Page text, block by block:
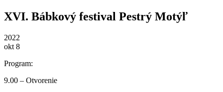
XVI. Bábkový festival Pestrý Motýľ
2022
okt 8
Program:
9.00 – Otvorenie